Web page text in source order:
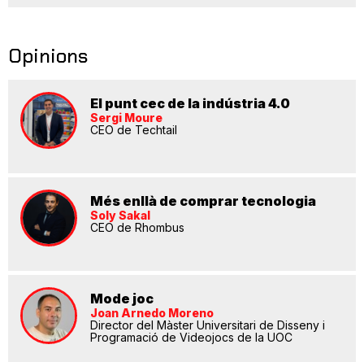
Opinions
El punt cec de la indústria 4.0
Sergi Moure
CEO de Techtail
Més enllà de comprar tecnologia
Soly Sakal
CEO de Rhombus
Mode joc
Joan Arnedo Moreno
Director del Màster Universitari de Disseny i
Programació de Videojocs de la UOC